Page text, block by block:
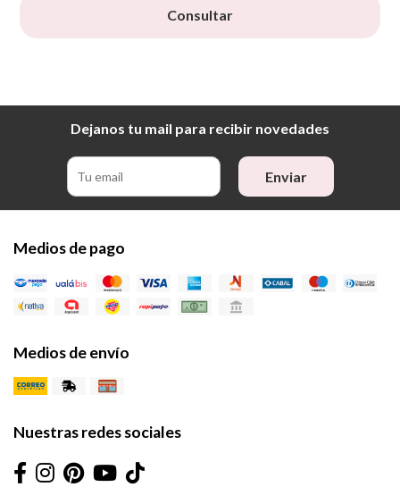
Consultar
Dejanos tu mail para recibir novedades
Enviar
Medios de pago
Medios de envío
Nuestras redes sociales